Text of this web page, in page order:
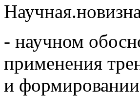
- научном
применения
и